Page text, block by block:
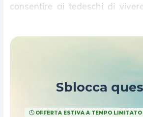
consentire ai tedeschi di
Sblocca
OFFERTA ESTIVA A TEMPO LIMITATO